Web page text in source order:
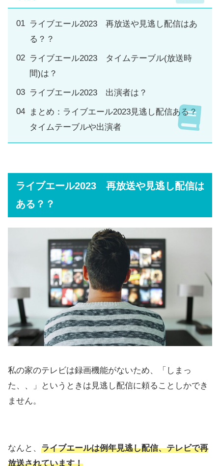
ライブエール2023 再放送や見逃し配信はあ
る？？
ライブエール2023 タイムテーブル(放送時
間)は？
ライブエール2023 出演者は？
まとめ：ライブエール2023見逃し配信ある？
タイムテーブルや出演者
ライブエール2023 再放送や見逃し配信は
ある？？
私の家のテレビは録画機能がないため、「しまっ
た、、」というときは見逃し配信に頼ることしかでき
ません。
なんと、 ライブエールは例年見逃し配信、テレビで再
放送されています！